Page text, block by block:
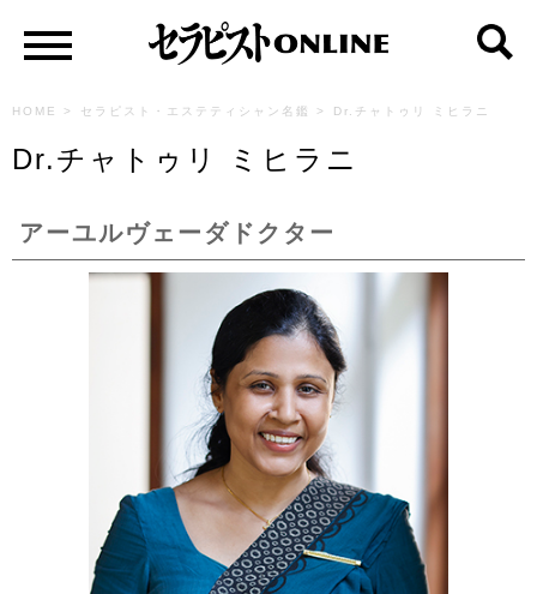
HOME > セラピスト・エステティシャン名鑑 > Dr.チャトゥリ ミヒラニ
Dr.チャトゥリ ミヒラニ
アーユルヴェーダドクター